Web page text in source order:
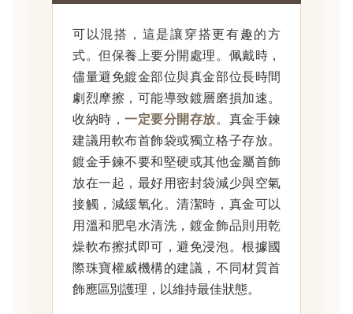
可以混搭，這是讓穿搭更有趣的方
式。但保養上要分開處理。佩戴時，
儘量避免鍍金部位與真金部位長時間
劇烈摩擦，可能導致鍍層磨損加速。
收納時，一定要分開存放。真金手鍊
建議用軟布首飾袋或獨立格子存放。
鍍金手鍊不要和堅硬或其他金屬首飾
放在一起，最好用密封袋減少與空氣
接觸，減緩氧化。清潔時，真金可以
用溫和肥皂水清洗，鍍金飾品則用乾
燥軟布擦拭即可，避免浸泡。根據國
際珠寶權威機構的建議，不同材質首
飾應區別護理，以維持最佳狀態。